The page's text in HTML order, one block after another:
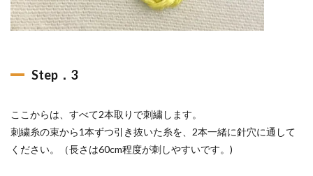
Step．3
ここからは、すべて2本取りで刺繍します。
刺繍糸の束から1本ずつ引き抜いた糸を、2本一緒に針穴に通して
ください。（長さは60cm程度が刺しやすいです。)